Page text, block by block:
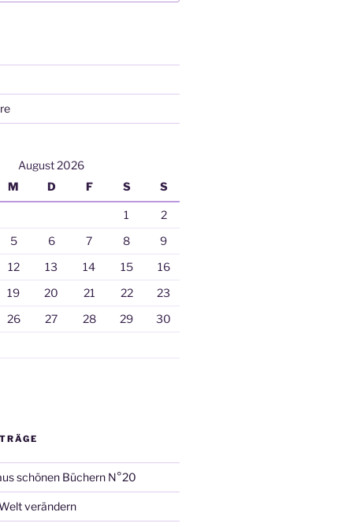
August 2026
M
D F S S
1
2
5
6 7 8
9
12
13 14 15
16
19
20 21 22
23
26
27 28 29 30
schönen Büchern N°20
verändern